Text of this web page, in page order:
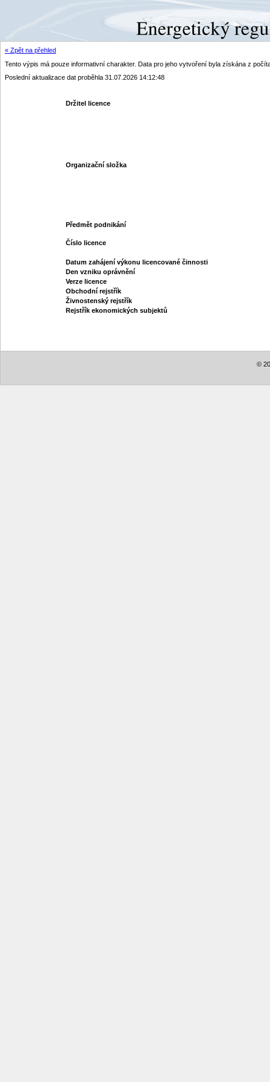
« Zpět na přehled
Tento výpis má pouze informativní charakter. Data pro jeho vytvoření byla získána z
Poslední aktualizace dat proběhla 31.07.2026 14:12:48
Držitel licence
Organizační složka
Předmět podnikání
Číslo licence
Datum zahájení výkonu licencované činnosti
Den vzniku oprávnění
Verze licence
Obchodní rejstřík
Živnostenský rejstřík
Rejstřík ekonomických subjektů
©